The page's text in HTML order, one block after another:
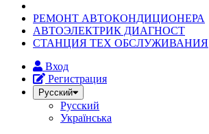
РЕМОНТ АВТОКОНДИЦИОНЕРА
АВТОЭЛЕКТРИК ДИАГНОСТ
СТАНЦИЯ ТЕХ ОБСЛУЖИВАНИЯ
Вход
Регистрация
Русский
Русский
Українська